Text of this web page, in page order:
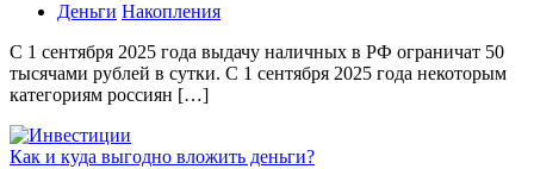
Деньги Накопления
С 1 сентября 2025 года выдачу наличных в РФ ограничат 50
тысячами рублей в сутки. С 1 сентября 2025 года некоторым
категориям россиян […]
Как и куда выгодно вложить деньги?